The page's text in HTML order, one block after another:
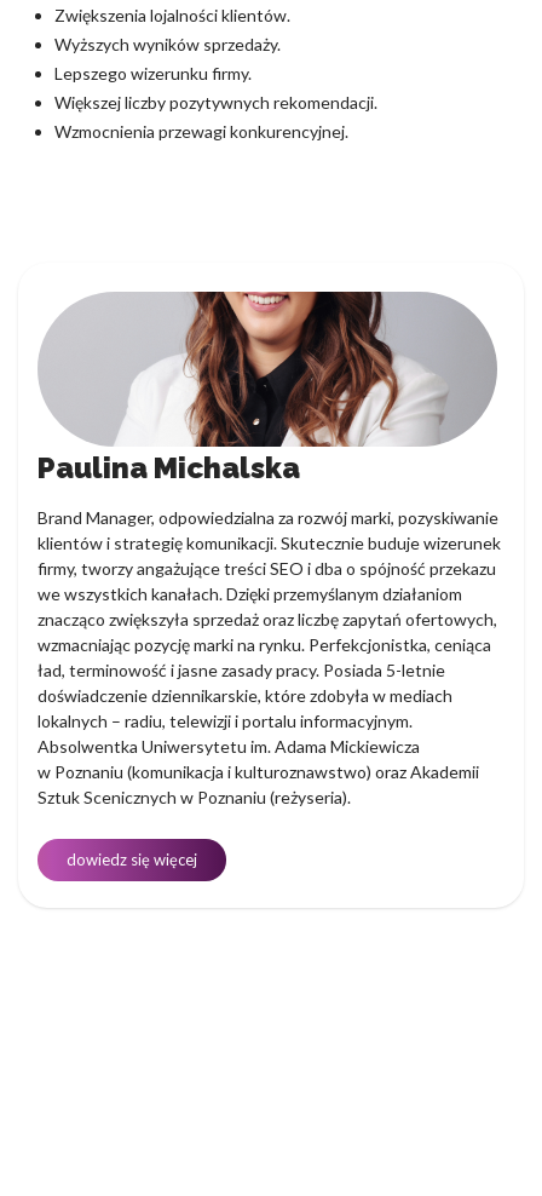
Zwiększenia lojalności klientów.
Wyższych wyników sprzedaży.
Lepszego wizerunku firmy.
Większej liczby pozytywnych rekomendacji.
Wzmocnienia przewagi konkurencyjnej.
Paulina Michalska
Brand Manager, odpowiedzialna za rozwój marki, pozyskiwanie
klientów i strategię komunikacji. Skutecznie buduje wizerunek
firmy, tworzy angażujące treści SEO i dba o spójność przekazu
we wszystkich kanałach. Dzięki przemyślanym działaniom
znacząco zwiększyła sprzedaż oraz liczbę zapytań ofertowych,
wzmacniając pozycję marki na rynku. Perfekcjonistka, ceniąca
ład, terminowość i jasne zasady pracy. Posiada 5-letnie
doświadczenie dziennikarskie, które zdobyła w mediach
lokalnych – radiu, telewizji i portalu informacyjnym.
Absolwentka Uniwersytetu im. Adama Mickiewicza
w Poznaniu (komunikacja i kulturoznawstwo) oraz Akademii
Sztuk Scenicznych w Poznaniu (reżyseria).
dowiedz się więcej